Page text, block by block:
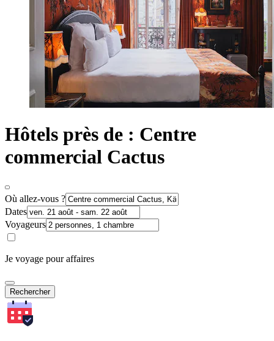
Hôtels près de : Centre
commercial Cactus
Où allez-vous ?
Dates
Voyageurs
Je voyage pour affaires
Rechercher